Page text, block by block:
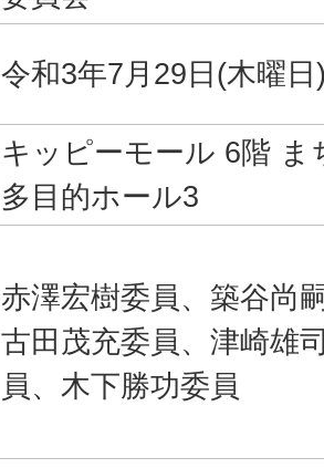
令和3年7月29日(木曜
キッピーモール 6階
多目的ホール3
赤澤宏樹委員、築谷尚
古田茂充委員、津崎雄
員、木下勝功委員